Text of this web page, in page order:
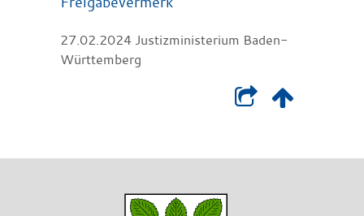
27.02.2024 Justizministerium Baden-
Württemberg